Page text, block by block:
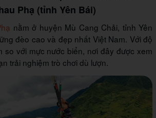
Phạ (tỉnh Yên Bái)
nằm ở huyện Mù Cang Chải, tỉnh Yên
đèo cao và đẹp nhất Việt Nam. Với độ
so với mực nước biển, nơi đây được xem
trải nghiệm trò chơi dù lượn.